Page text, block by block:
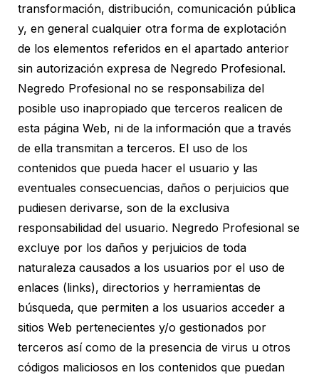
transformación, distribución, comunicación pública
y, en general cualquier otra forma de explotación
de los elementos referidos en el apartado anterior
sin autorización expresa de Negredo Profesional.
Negredo Profesional no se responsabiliza del
posible uso inapropiado que terceros realicen de
esta página Web, ni de la información que a través
de ella transmitan a terceros. El uso de los
contenidos que pueda hacer el usuario y las
eventuales consecuencias, daños o perjuicios que
pudiesen derivarse, son de la exclusiva
responsabilidad del usuario. Negredo Profesional se
excluye por los daños y perjuicios de toda
naturaleza causados a los usuarios por el uso de
enlaces (links), directorios y herramientas de
búsqueda, que permiten a los usuarios acceder a
sitios Web pertenecientes y/o gestionados por
terceros así como de la presencia de virus u otros
códigos maliciosos en los contenidos que puedan